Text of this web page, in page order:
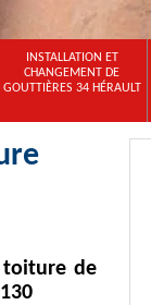
INSTALLATION ET
CHANGEMENT DE
GOUTTIÈRES 34 HÉRAULT
toiture de